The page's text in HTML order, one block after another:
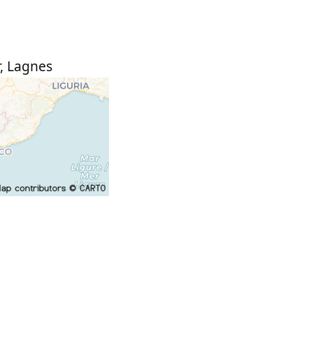
, Lagnes